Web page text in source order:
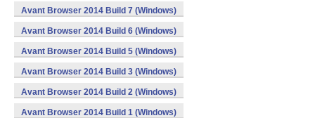
Avant Browser 2014 Build 7 (Windows)
Avant Browser 2014 Build 6 (Windows)
Avant Browser 2014 Build 5 (Windows)
Avant Browser 2014 Build 3 (Windows)
Avant Browser 2014 Build 2 (Windows)
Avant Browser 2014 Build 1 (Windows)